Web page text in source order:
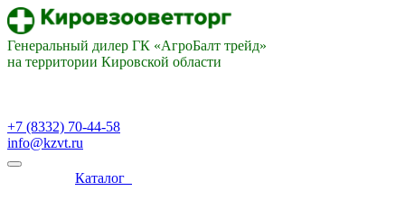
Генеральный дилер ГК «АгроБалт трейд»
на территории Кировской области
+7 (8332) 70-44-58
info@kzvt.ru
Каталог